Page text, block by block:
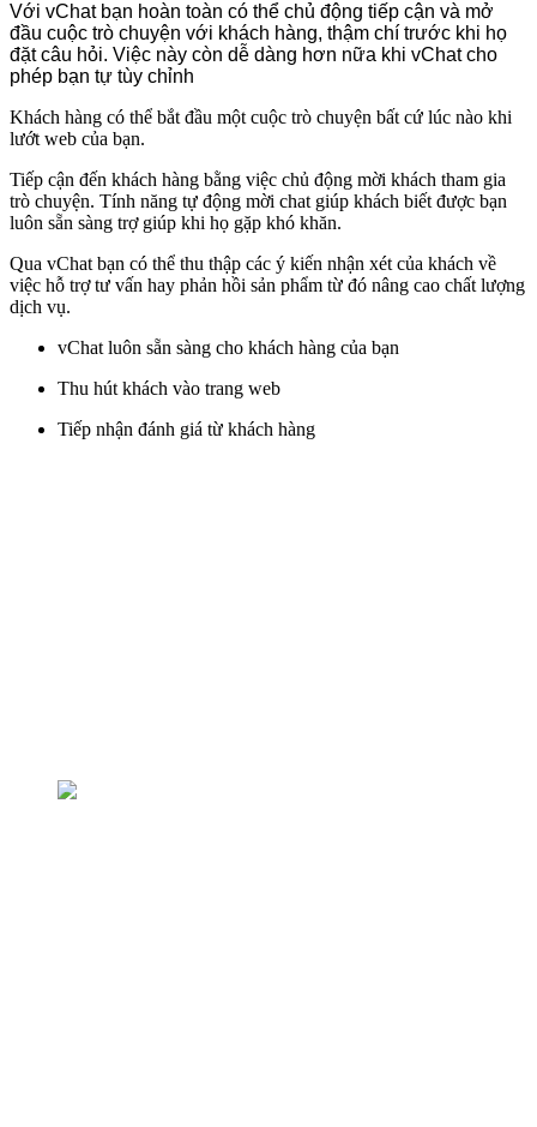
Với vChat bạn hoàn toàn có thể chủ động tiếp cận và mở
đầu cuộc trò chuyện với khách hàng, thậm chí trước khi họ
đặt câu hỏi. Việc này còn dễ dàng hơn nữa khi vChat cho
phép bạn tự tùy chỉnh
Khách hàng có thể bắt đầu một cuộc trò chuyện bất cứ lúc nào khi
lướt web của bạn.
Tiếp cận đến khách hàng bằng việc chủ động mời khách tham gia
trò chuyện. Tính năng tự động mời chat giúp khách biết được bạn
luôn sẵn sàng trợ giúp khi họ gặp khó khăn.
Qua vChat bạn có thể thu thập các ý kiến nhận xét của khách về
việc hỗ trợ tư vấn hay phản hồi sản phẩm từ đó nâng cao chất lượng
dịch vụ.
vChat luôn sẵn sàng cho khách hàng của bạn
Thu hút khách vào trang web
Tiếp nhận đánh giá từ khách hàng